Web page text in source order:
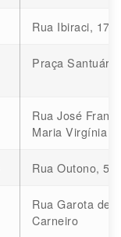
Rua Ibiraci,
Praça
Rua José
Maria Virgínia
Rua Outono,
Rua Garota de
Carneiro